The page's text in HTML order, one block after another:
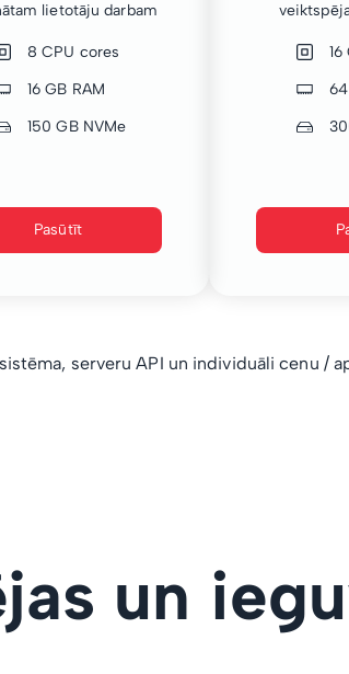
lietotāju darbam
8 CPU cores
16 GB RAM
150 GB NVMe
Pasūtīt
serveru API un individuāli cenu /
un